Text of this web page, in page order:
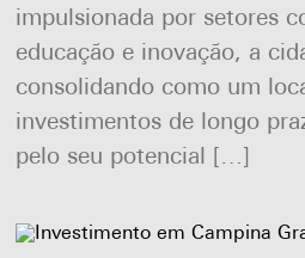
impulsionada por setores
educação e inovação, a
consolidando como um
investimentos de longo
pelo seu potencial […]